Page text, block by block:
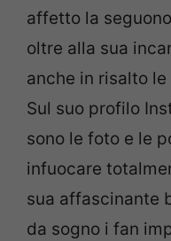
affetto la
oltre alla sua
anche in risalto
Sul suo profilo
sono le foto e le
infuocare
sua affascinante
da sogno i fan